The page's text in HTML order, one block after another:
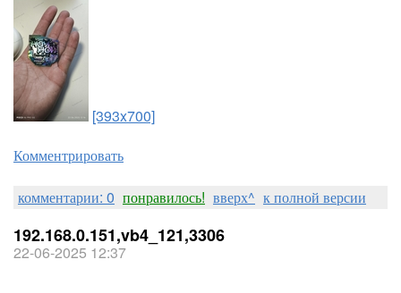
[393x700]
Комментрировать
комментарии: 0 понравилось! вверх^ к полной версии
192.168.0.151,vb4_121,3306
22-06-2025 12:37